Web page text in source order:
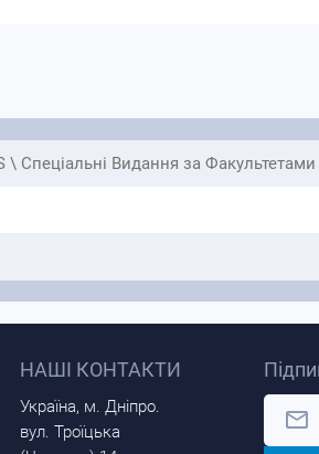
\ Спеціальні Видання за Факультетами
НАШІ КОНТАКТИ
Україна, м. Дніпро.
вул. Троїцька